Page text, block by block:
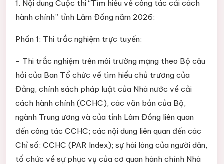
1. Nội dung Cuộc thi “Tìm hiểu về công tác cải cách
hành chính” tỉnh Lâm Đồng năm 2026:
Phần 1: Thi trắc nghiệm trực tuyến:
- Thi trắc nghiệm trên môi trường mạng theo Bộ câu
hỏi của Ban Tổ chức về tìm hiểu chủ trương của
Đảng, chính sách pháp luật của Nhà nước về cải
cách hành chính (CCHC), các văn bản của Bộ,
ngành Trung ương và của tỉnh Lâm Đồng liên quan
đến công tác CCHC; các nội dung liên quan đến các
Chỉ số: CCHC (PAR Index); sự hài lòng của người dân,
tổ chức về sự phục vụ của cơ quan hành chính Nhà